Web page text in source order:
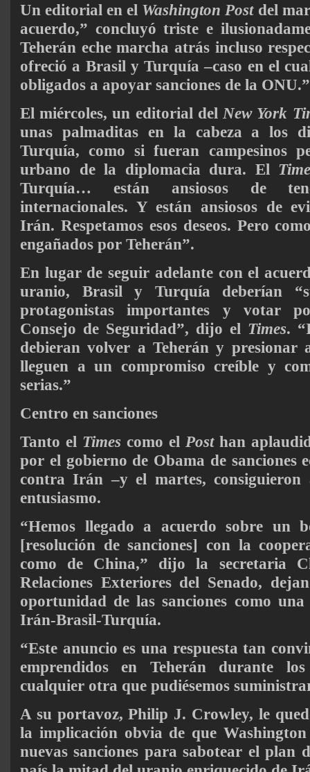
Un editorial en el Washington Postdel
acuerdo,” concluyó triste e
Teherán eche marcha atrás incluso
ofreció a Brasil y Turquía –caso en el
obligados a apoyar sanciones de la ONU.”
El miércoles, un editorial del New York
unas palmaditas en la cabeza a los
Turquía, como si fueran campesinos
urbano de la diplomacia dura. El
Turquía… están ansiosos de
internacionales. Y están ansiosos de
Irán. Respetamos esos deseos. Pero
engañados por Teherán”.
En lugar de seguir adelante con el
uranio, Brasil y Turquía deberían
protagonistas importantes y votar
Consejo de Seguridad”, dijo el Times.
debieran volver a Teherán y presionar
lleguen a un compromiso creíble y
serias.”
Centro en sanciones
Tanto el Times como el Posthan
por el gobierno de Obama de sanciones
contra Irán –y el martes, consiguieron
entusiasmo.
“Hemos llegado a acuerdo sobre un
[resolución de sanciones] con la
como de China,” dijo la secretaria
Relaciones Exteriores del Senado,
oportunidad de las sanciones como
Irán-Brasil-Turquía.
“Este anuncio es una respuesta tan
emprendidos en Teherán durante
cualquier otra que pudiésemos
A su portavoz, Philip J. Crowley, le
la implicación obvia de que
nuevas sanciones para sabotear el plan